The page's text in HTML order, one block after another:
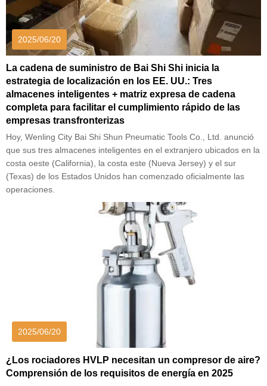
2025/06/20
La cadena de suministro de Bai Shi Shi inicia la
estrategia de localización en los EE. UU.: Tres
almacenes inteligentes + matriz expresa de cadena
completa para facilitar el cumplimiento rápido de las
empresas transfronterizas
Hoy, Wenling City Bai Shi Shun Pneumatic Tools Co., Ltd. anunció
que sus tres almacenes inteligentes en el extranjero ubicados en la
costa oeste (California), la costa este (Nueva Jersey) y el sur
(Texas) de los Estados Unidos han comenzado oficialmente las
operaciones.
2025/06/20
¿Los rociadores HVLP necesitan un compresor de aire?
Comprensión de los requisitos de energía en 2025